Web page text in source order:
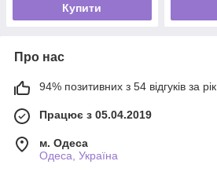
Купити
Про нас
94% позитивних з 54 відгуків за рік
Працює з 05.04.2019
м. Одеса
Одеса, Україна